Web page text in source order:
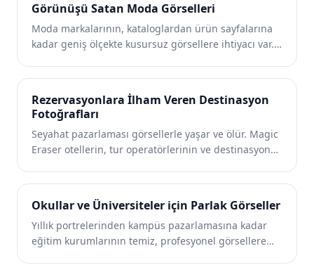
için yemek sunumunu geliştirmesine yardımcı olur.
Görünüşü Satan Moda Görselleri
Moda markalarının, kataloglardan ürün sayfalarına
kadar geniş ölçekte kusursuz görsellere ihtiyacı var.
pazarlamacıların arka planları kaldırmasına, model
çekimlerini rötuşlamasına ve her giysiyi en iyi şekilde
sergileyen parlak düz döşemeler oluşturmasına
yardımcı olur.
Rezervasyonlara İlham Veren Destinasyon
Fotoğrafları
Seyahat pazarlaması görsellerle yaşar ve ölür. Magic
Eraser otellerin, tur operatörlerinin ve destinasyon
uzaklaştırmasına, tesis fotoğraflarını temizlemesine
ve tarayıcıları rezervasyon yaptıranlara dönüştüren
manzara çekimlerini geliştirmesine yardımcı olur.
Okullar ve Üniversiteler için Parlak Görseller
Yıllık portrelerinden kampüs pazarlamasına kadar
eğitim kurumlarının temiz, profesyonel görsellere